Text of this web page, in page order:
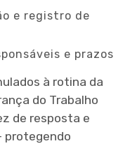
e registro de
e prazos
à rotina da
do Trabalho
de resposta e
protegendo